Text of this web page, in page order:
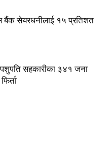
बैंक सेयरधनीलाई १५ प्रतिशत
सहकारीका ३४१ जना